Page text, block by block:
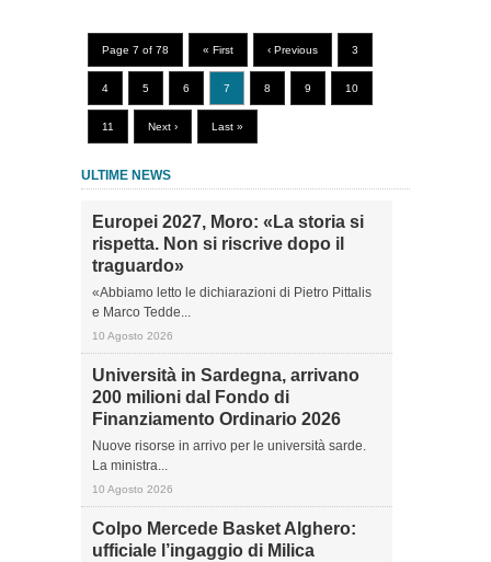
Page 7 of 78 « First ‹ Previous 3
4 5 6 7 8 9 10
11 Next › Last »
ULTIME NEWS
Europei 2027, Moro: «La storia si
rispetta. Non si riscrive dopo il
traguardo»
«Abbiamo letto le dichiarazioni di Pietro Pittalis
e Marco Tedde...
10 Agosto 2026
Università in Sardegna, arrivano
200 milioni dal Fondo di
Finanziamento Ordinario 2026
Nuove risorse in arrivo per le università sarde.
La ministra...
10 Agosto 2026
Colpo Mercede Basket Alghero:
ufficiale l’ingaggio di Milica